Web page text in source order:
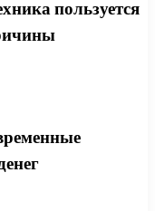
пользуется